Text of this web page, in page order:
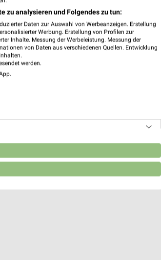
zu analysieren und Folgendes zu tun:
Daten zur Auswahl von Werbeanzeigen. Erstellung
Werbung. Erstellung von Profilen zur
Inhalte. Messung der Werbeleistung. Messung der
von Daten aus verschiedenen Quellen. Entwicklung
werden.